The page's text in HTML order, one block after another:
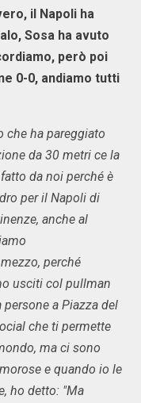
il Napoli ha
Sosa ha avuto
però poi
0-0, andiamo tutti
che ha pareggiato
da 30 metri ce la
da noi perché è
per il Napoli di
anche al
perché
usciti col pullman
a Piazza del
che ti permette
ma ci sono
e quando io le
ho detto: "Ma